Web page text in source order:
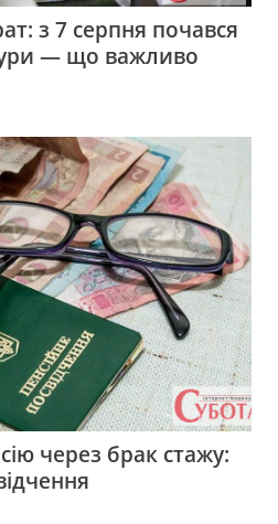
з 7 серпня почався
— що важливо
через брак стажу: